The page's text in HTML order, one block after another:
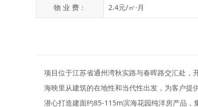
物 业 费： 2.4元/㎡·月
项目位于江苏省通州湾秋实路与春晖路交汇处，
海映里从建筑的在地性和当代性出发，为客户提
潜心打造建面约85-115m滨海花园纯洋房产品，